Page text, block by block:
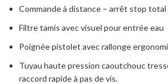
Commande à distance – arrêt stop total
Filtre tamis avec visuel pour entrée eau
Poignée pistolet avec rallonge
Tuyau haute pression caoutchouc
raccord rapide à pas de vis.